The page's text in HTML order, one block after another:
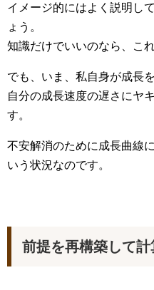
イメージ的にはよく説明し
ょう。
知識だけでいいのなら、こ
でも、いま、私自身が成長
自分の成長速度の遅さにヤ
す。
不安解消のために成長曲線
いう状況なのです。
前提を再構築して計